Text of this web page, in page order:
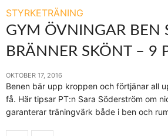
STYRKETRÄNING
GYM ÖVNINGAR BEN
BRÄNNER SKÖNT – 9
OKTOBER 17, 2016
Benen bär upp kroppen och förtjänar all
få. Här tipsar PT:n Sara Söderström om
garanterar träningvärk både i ben och